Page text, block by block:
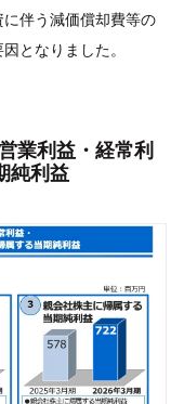
伴う減価償却費等の
となりました。
業利益・経常利
純利益